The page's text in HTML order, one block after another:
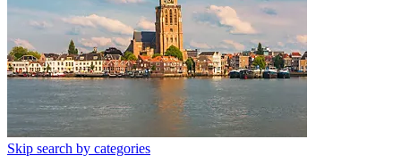
Skip search by categories